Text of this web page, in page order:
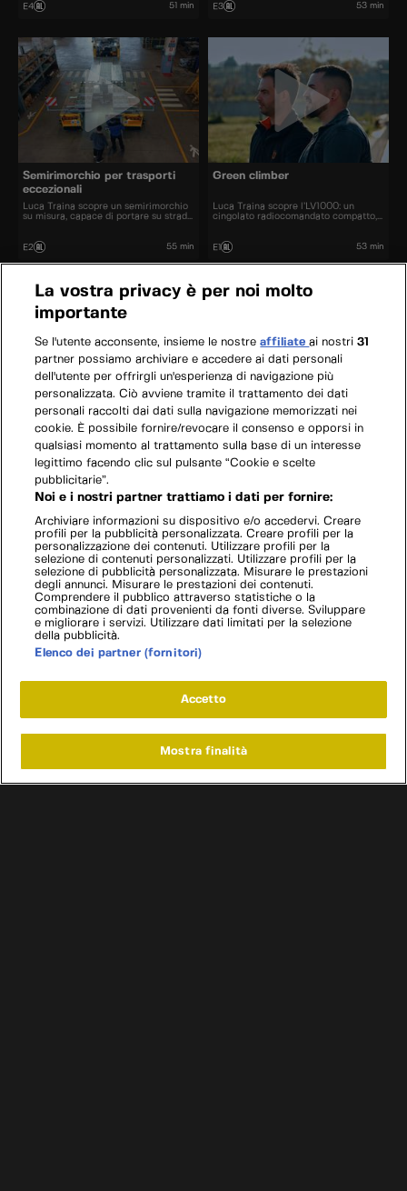
E4 51 min E3 53 min
Semirimorchio per trasporti
eccezionali
Luca Traina scopre un semirimorchio
su misura, capace di portare su strada
E2 55 min
Green climber
Luca Traina scopre l’LV1000: un
cingolato radiocomandato compatto,
E1 53 min
La vostra privacy è per noi molto
importante
Se l'utente acconsente, insieme le nostreaffiliateai nostri31
partner possiamo archiviare e accedere ai dati personali
dell'utente per offrirgli un'esperienza di navigazione più
personalizzata. Ciò avviene tramite il trattamento dei dati
personali raccolti dai dati sulla navigazione memorizzati nei
cookie. È possibile fornire/revocare il consenso e opporsi in
qualsiasi momento al trattamento sulla base di un interesse
legittimo facendo clic sul pulsante “Cookie e scelte
pubblicitarie”.
Noi e i nostri partner trattiamo i dati per fornire:
Archiviare informazioni su dispositivo e/o accedervi. Creare
profili per la pubblicità personalizzata. Creare profili per la
personalizzazione dei contenuti. Utilizzare profili per la
selezione di contenuti personalizzati. Utilizzare profili per la
selezione di pubblicità personalizzata. Misurare le prestazioni
degli annunci. Misurare le prestazioni dei contenuti.
Comprendere il pubblico attraverso statistiche o la
combinazione di dati provenienti da fonti diverse. Sviluppare
e migliorare i servizi. Utilizzare dati limitati per la selezione
della pubblicità.
Elenco dei partner (fornitori)
Accetto
Mostra finalità